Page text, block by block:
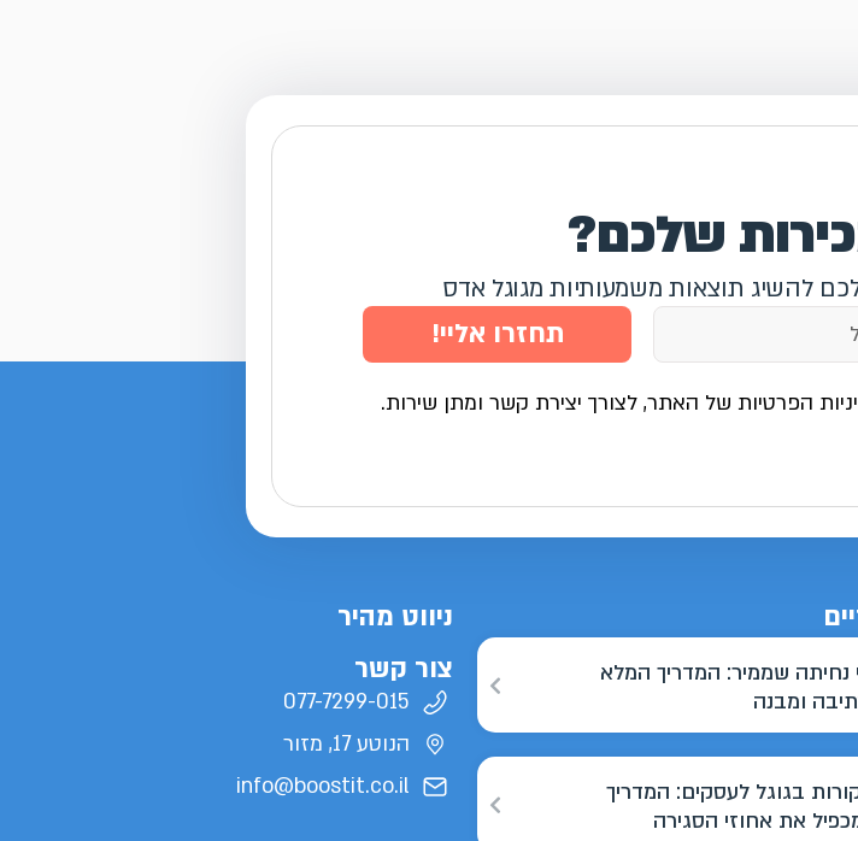
שלכם?
לכם להשיג תוצאות משמעותיות מגוגל אדס
הפרטיות של האתר, לצורך יצירת קשר ומתן שירות.
תחזרו אליי!
נחיתה שממיר: המדריך המלא
ומבנה
בגוגל לעסקים: המדריך
את אחוזי הסגירה
ניווט מהיר
צור קשר
077-7299-015
הנוטע 17, מזור
info@boostit.co.il